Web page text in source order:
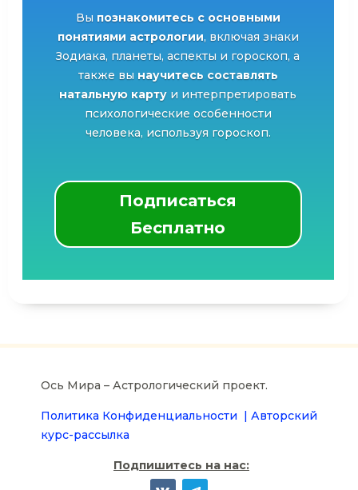
Вы познакомитесь с основными
понятиями астрологии, включая знаки
Зодиака, планеты, аспекты и гороскоп, а
также вы научитесь составлять
натальную карту и интерпретировать
психологические особенности
человека, используя гороскоп.
Подписаться
Бесплатно
Ось Мира – Астрологический проект.
Политика Конфиденциальности | Авторский
курс-рассылка
Подпишитесь на нас: